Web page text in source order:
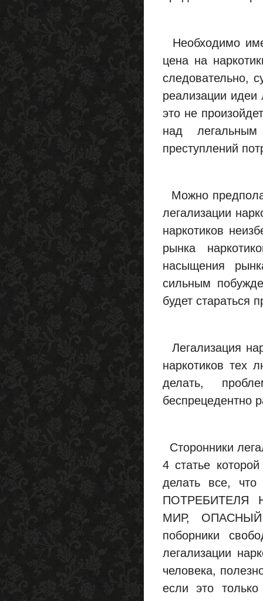
Необходимо
цена на
следовательно,
реализации
это не
над
преступлений
Можно
легализации
наркотиков
рынка
насыщения
сильным
будет стараться
Легализация
наркотиков тех
делать,
беспрецедентно
Сторонники
4 статье
делать все,
ПОТРЕБИТЕЛЯ
МИР,
поборники
легализации
человека,
если это